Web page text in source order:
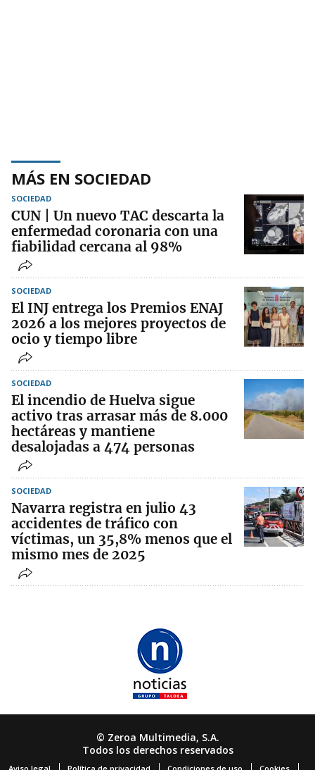
MÁS EN SOCIEDAD
SOCIEDAD
CUN | Un nuevo TAC descarta la
enfermedad coronaria con una
fiabilidad cercana al 98%
SOCIEDAD
El INJ entrega los Premios ENAJ
2026 a los mejores proyectos de
ocio y tiempo libre
SOCIEDAD
El incendio de Huelva sigue
activo tras arrasar más de 8.000
hectáreas y mantiene
desalojadas a 474 personas
SOCIEDAD
Navarra registra en julio 43
accidentes de tráfico con
víctimas, un 35,8% menos que el
mismo mes de 2025
© Zeroa Multimedia, S.A.
Todos los derechos reservados